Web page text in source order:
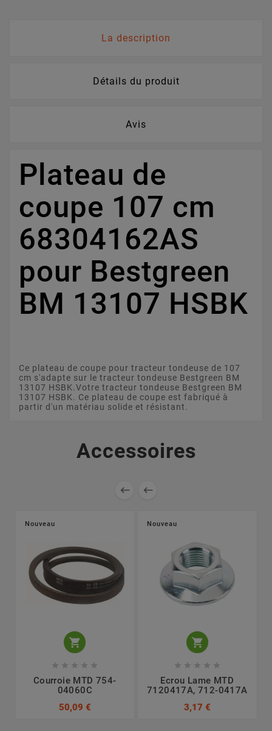
La description
Détails du produit
Avis
Plateau de
coupe 107 cm
68304162AS
pour Bestgreen
BM 13107 HSBK
Ce plateau de coupe pour tracteur tondeuse de 107
cm s'adapte sur le tracteur tondeuse Bestgreen BM
13107 HSBK.Votre tracteur tondeuse Bestgreen BM
13107 HSBK. Ce plateau de coupe est fabriqué à
partir d'un matériau solide et résistant.
Accessoires
 
Nouveau

    
Courroie MTD 754-
04060C
50,09 €
Nouveau

    
Ecrou Lame MTD
7120417A, 712-0417A
3,17 €